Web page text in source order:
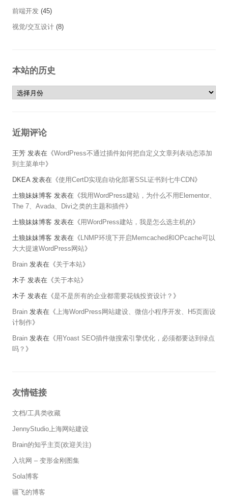
前端开发 (45)
视觉/交互设计 (8)
本站的历史
本站的历史
近期评论
王芳 发表在《WordPress不通过插件如何把自定义文章列表动态添加
到主菜单中》
DKEA发表在《使用CertD实现自动化部署SSL证书到七牛CDN》
土狼妹妹博客 发表在《我用WordPress建站，为什么不用Elementor、
The 7、Avada、Divi之类的主题和插件》
土狼妹妹博客 发表在《用WordPress建站，我是怎么选主机的》
土狼妹妹博客 发表在《 LNMP环境下开启Memcached和OPcache可以
大大提速WordPress网站》
Brain 发表在《关于本站》
木子 发表在《关于本站》
木子 发表在《是不是所有的企业都需要花钱投资设计？ 》
Brain 发表在《上海WordPress网站建设、微信小程序开发、H5页面设
计制作》
Brain 发表在《用Yoast SEO插件做搜索引擎优化，必须都要达到绿点
吗？ 》
友情链接
文档/工具类收藏
JennyStudio上海网站建设
Brain的知乎主页(欢迎关注)
入坑网 – 变形金刚图集
Sola博客
疆飞的博客